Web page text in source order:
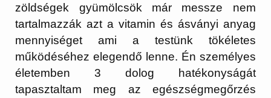
zöldségek gyümölcsök már messze nem
tartalmazzák azt a vitamin és ásványi anyag
mennyiséget ami a testünk tökéletes
működéséhez elegendő lenne. Én személyes
életemben 3 dolog hatékonyságát
tapasztaltam meg az egészségmegőrzés